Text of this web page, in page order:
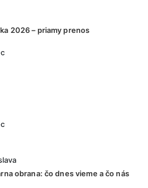
2026 – priamy prenos
obrana: čo dnes vieme a čo nás